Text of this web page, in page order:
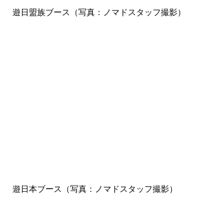
遊日盟族ブース （写真：ノマドスタッフ撮影）
遊日本ブース （写真：ノマドスタッフ撮影）